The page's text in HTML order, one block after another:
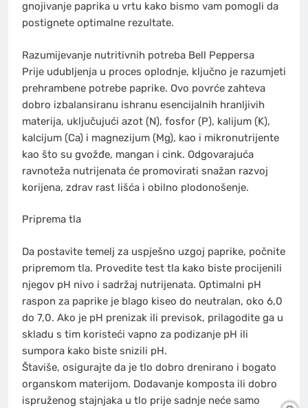
gnojivanje paprika u vrtu kako bismo vam pomogli da
postignete optimalne rezultate.
Razumijevanje nutritivnih potreba Bell Peppersa
Prije udubljenja u proces oplodnje, ključno je razumjeti
prehrambene potrebe paprike. Ovo povrće zahteva
dobro izbalansiranu ishranu esencijalnih hranljivih
materija, uključujući azot (N), fosfor (P), kalijum (K),
kalcijum (Ca) i magnezijum (Mg), kao i mikronutrijente
kao što su gvožđe, mangan i cink. Odgovarajuća
ravnoteža nutrijenata će promovirati snažan razvoj
korijena, zdrav rast lišća i obilno plodonošenje.
Priprema tla
Da postavite temelj za uspješno uzgoj paprike, počnite
pripremom tla. Provedite test tla kako biste procijenili
njegov pH nivo i sadržaj nutrijenata. Optimalni pH
raspon za paprike je blago kiseo do neutralan, oko 6,0
do 7,0. Ako je pH prenizak ili previsok, prilagodite ga u
skladu s tim koristeći vapno za podizanje pH ili
sumpora kako biste snizili pH.
Štaviše, osigurajte da je tlo dobro drenirano i bogato
organskom materijom. Dodavanje komposta ili dobro
ispruženog stajnjaka u tlo prije sadnje neće samo